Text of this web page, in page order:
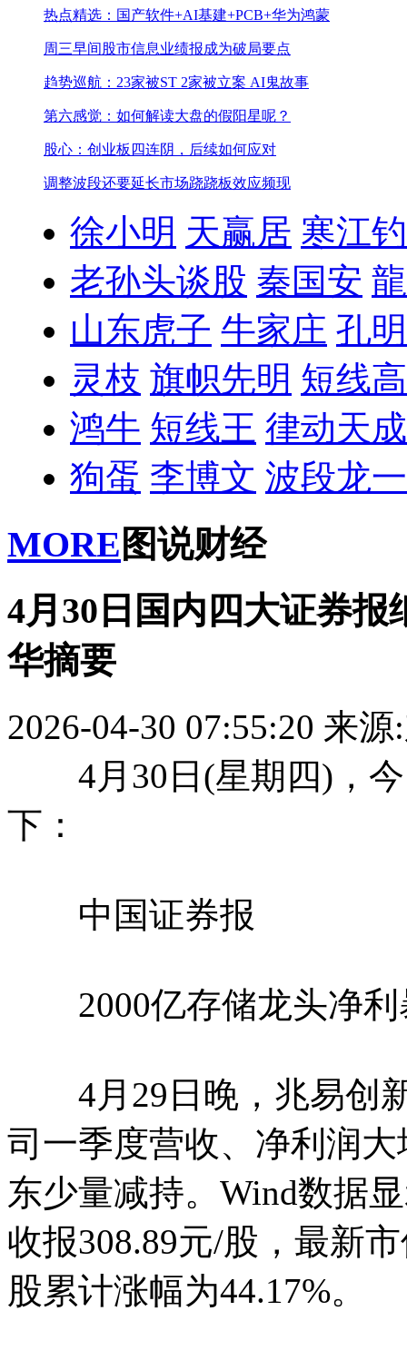
热点精选：国产软件+AI基建+PCB+华为鸿蒙
周三早间股市信息业绩报成为破局要点
趋势巡航：23家被ST 2家被立案 AI鬼故事
第六感觉：如何解读大盘的假阳星呢？
股心：创业板四连阴，后续如何应对
调整波段还要延长市场跷跷板效应频现
徐小明 天赢居 寒江
老孙头谈股 秦国安
山东虎子 牛家庄 孔
灵枝 旗帜先明 短线
鸿牛 短线王 律动天成
狗蛋 李博文 波段龙一
MORE 图说财经
4月30日国内四大证券
华摘要
2026-04-30 07:55:20 来源
4月30日(星期四)，今
下：
中国证券报
2000亿存储龙头净利
4月29日晚，兆易创新
司一季度营收、净利润
东少量减持。Wind数据
收报308.89元/股，最新
股累计涨幅为44.17%。